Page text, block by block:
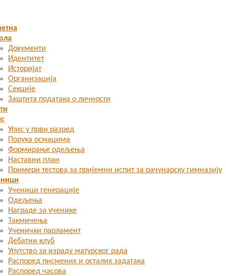
Документи
Идентитет
Историјат
Организација
Секције
Заштита података о личности
Упис у први разред
Порука осмацима
Формирање одељења
Наставни план
Примери тестова за пријемни испит за рачунарску гимназију
Ученици генерације
Одељења
Награде за ученике
Такмичења
Ученички парламент
Дебатни клуб
Упутство за израду матурског рада
Распоред писмених и осталих задатака
Распоред часова